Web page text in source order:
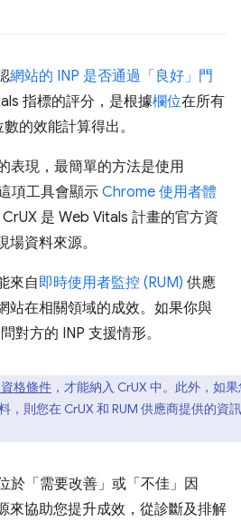
網站的 INP 是否通過「良好」門
指標的評分，是根據欄位在所有
的效能計算得出。
表現，最簡單的方法是使用
項工具會顯示 Chrome 使用者體
是 Web Vitals 計畫的官方資
資料來源。
來自即時使用者監控 (RUM) 供應
站在相關領域的成效。如果你與
對方的 INP 支援情形。
格條件 ，才能納入 CrUX 中。此外，如
，則您在 CrUX 和 RUM 供應商提供的資訊
於「需要改善」或「不佳」因
來協助您提升成效，從診斷及排解